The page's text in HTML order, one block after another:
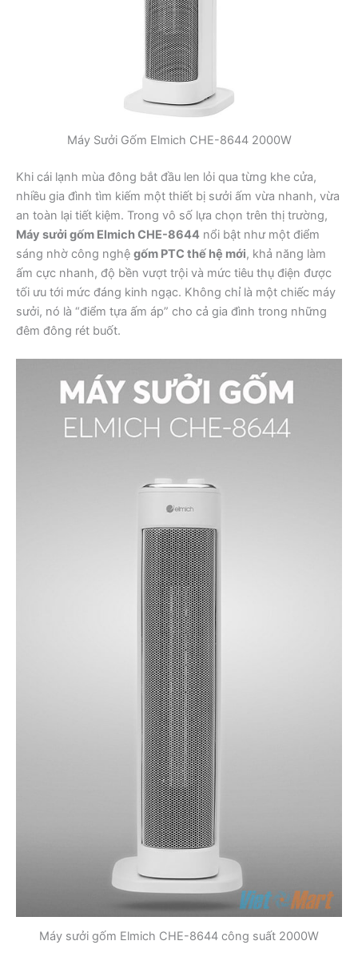
Máy Sưởi Gốm Elmich CHE-8644 2000W
Khi cái lạnh mùa đông bắt đầu len lỏi qua từng khe cửa,
nhiều gia đình tìm kiếm một thiết bị sưởi ấm vừa nhanh, vừa
an toàn lại tiết kiệm. Trong vô số lựa chọn trên thị trường,
Máy sưởi gốm Elmich CHE-8644 nổi bật như một điểm
sáng nhờ công nghệ gốm PTC thế hệ mới, khả năng làm
ấm cực nhanh, độ bền vượt trội và mức tiêu thụ điện được
tối ưu tới mức đáng kinh ngạc. Không chỉ là một chiếc máy
sưởi, nó là “điểm tựa ấm áp” cho cả gia đình trong những
đêm đông rét buốt.
Máy sưởi gốm Elmich CHE-8644 công suất 2000W